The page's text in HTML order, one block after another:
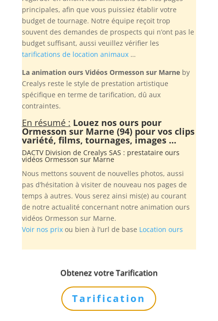
principales, afin que vous puissiez établir votre
budget de tournage. Notre équipe reçoit trop
souvent des demandes de prospects qui n’ont pas le
budget suffisant, aussi veuillez vérifier les
tarifications de location animaux…
La animation ours Vidéos Ormesson sur Marneby
Crealys reste le style de prestation artistique
spécifique en terme de tarification, dû aux
contraintes.
En résumé : Louez nos ours pour
Ormesson sur Marne (94) pour vos clips
variété, films, tournages, images …
DACTV Division de Crealys SAS : prestataire ours
vidéos Ormesson sur Marne
Nous mettons souvent de nouvelles photos, aussi
pas d’hésitation à visiter de nouveau nos pages de
temps à autres. Vous serez ainsi mis(e) au courant
de notre actualité concernant notre animation ours
vidéos Ormesson sur Marne.
Voir nos prixou bien à l’url de base Location ours
Obtenez votre Tarification
Tarification